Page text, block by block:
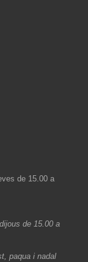
de 15.00 a
de 15.00 a
paqua i nadal